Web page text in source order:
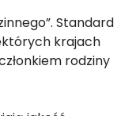
Standard
krajach
rodziny